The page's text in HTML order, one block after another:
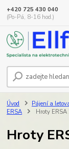
+420 725 430 040
(Po-Pá, 8-16 hod.)
Úvod Pájení a
ERSA
Hroty
Hroty